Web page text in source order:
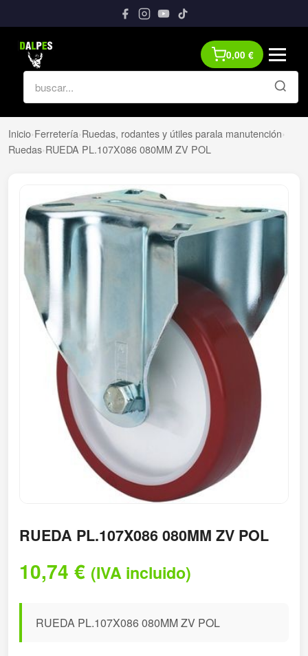
0,00 €
Inicio›Ferretería›Ruedas, rodantes y útiles parala manutención›
Ruedas›RUEDA PL.107X086 080MM ZV POL
RUEDA PL.107X086 080MM ZV POL
10,74 € (IVA incluido)
RUEDA PL.107X086 080MM ZV POL